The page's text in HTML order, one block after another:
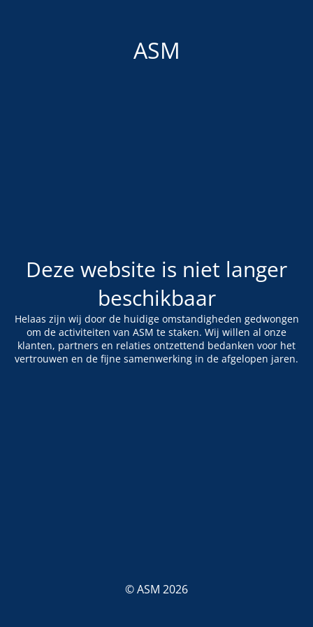
ASM
Deze website is niet langer
beschikbaar
Helaas zijn wij door de huidige omstandigheden gedwongen
om de activiteiten van ASM te staken. Wij willen al onze
klanten, partners en relaties ontzettend bedanken voor het
vertrouwen en de fijne samenwerking in de afgelopen jaren.
© ASM 2026